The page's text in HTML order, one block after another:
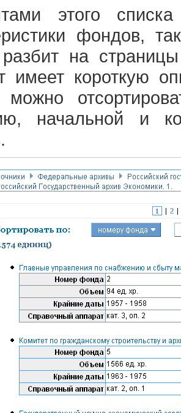
этого
фондов,
разбит на
имеет короткую
можно
начальной и